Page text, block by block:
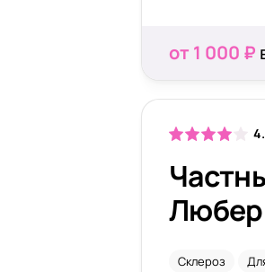
от 1 000 ₽
Склероз